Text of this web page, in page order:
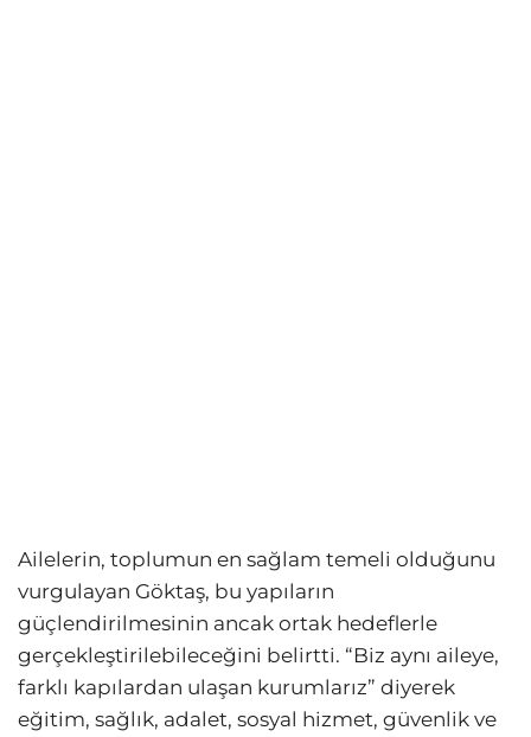
Ailelerin, toplumun en sağlam temeli olduğunu
vurgulayan Göktaş, bu yapıların
güçlendirilmesinin ancak ortak hedeflerle
gerçekleştirilebileceğini belirtti. “Biz aynı aileye,
farklı kapılardan ulaşan kurumlarız” diyerek
eğitim, sağlık, adalet, sosyal hizmet, güvenlik ve